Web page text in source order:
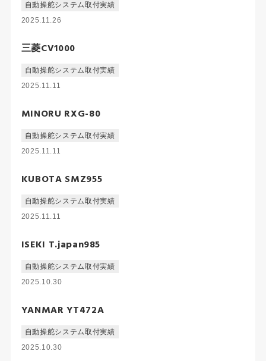
自動操舵システム取付実績
2025.11.26
三菱CV1000
自動操舵システム取付実績
2025.11.11
MINORU RXG-80
自動操舵システム取付実績
2025.11.11
KUBOTA SMZ955
自動操舵システム取付実績
2025.11.11
ISEKI T.japan985
自動操舵システム取付実績
2025.10.30
YANMAR YT472A
自動操舵システム取付実績
2025.10.30